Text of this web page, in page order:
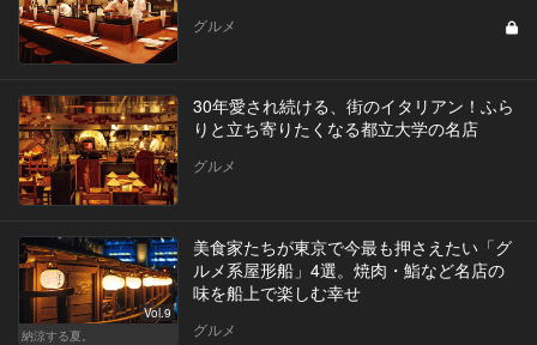
グルメ
30年愛され続ける、街のイタリアン！ふら
りと立ち寄りたくなる都立大学の名店
グルメ
Vol.9
納涼する夏。
美食家たちが東京で今最も押さえたい「グ
ルメ系屋形船」4選。焼肉・鮨など名店の
味を船上で楽しむ幸せ
グルメ